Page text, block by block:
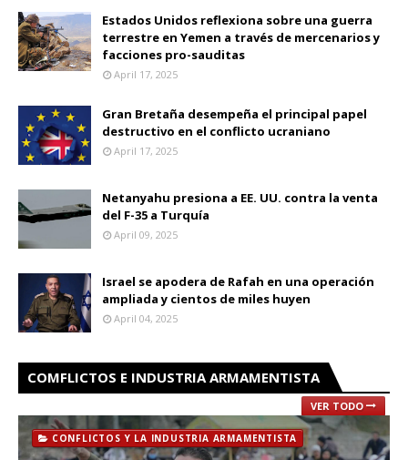
Estados Unidos reflexiona sobre una guerra
terrestre en Yemen a través de mercenarios y
facciones pro-sauditas
April 17, 2025
Gran Bretaña desempeña el principal papel
destructivo en el conflicto ucraniano
April 17, 2025
Netanyahu presiona a EE. UU. contra la venta
del F-35 a Turquía
April 09, 2025
Israel se apodera de Rafah en una operación
ampliada y cientos de miles huyen
April 04, 2025
COMFLICTOS E INDUSTRIA ARMAMENTISTA
VER TODO
CONFLICTOS Y LA INDUSTRIA ARMAMENTISTA